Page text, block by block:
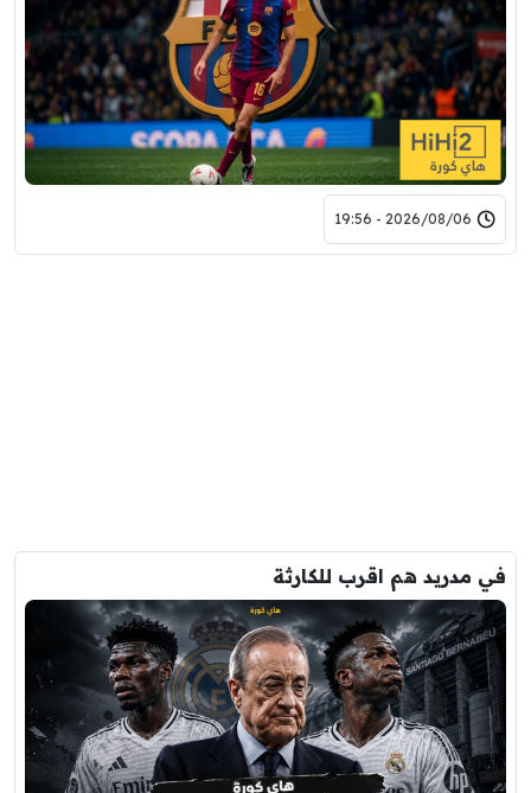
2026/08/06 - 19:56
في مدريد هم اقرب للكارثة